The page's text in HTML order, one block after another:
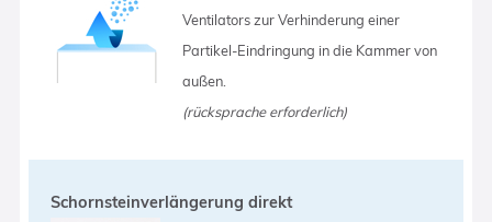
Ventilators zur Verhinderung einer
Partikel-Eindringung in die Kammer von
außen.
(rücksprache erforderlich)
Schornsteinverlängerung direkt